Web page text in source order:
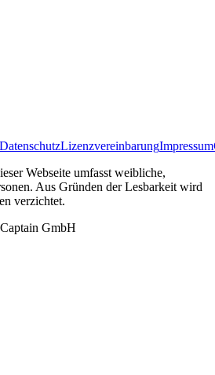
DatenschutzLizenzvereinbarungImpressum
Webseite umfasst weibliche,
Aus Gründen der Lesbarkeit wird
verzichtet.
GmbH